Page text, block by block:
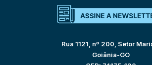
Rua 1121, nº 200, Setor
Goiânia-GO